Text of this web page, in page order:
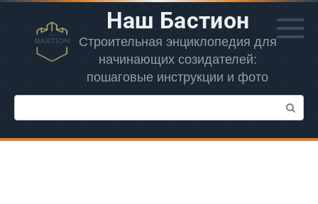
Перейти
контенту
Наш Бастион
Строительная энциклопедия для
начинающих созидателей:
пошаговые инструкции и фото
Поиск: